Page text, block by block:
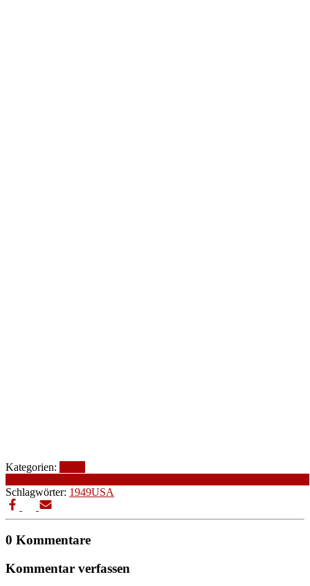
Kategorien:
Schlagwörter: 1949USA
0 Kommentare
Kommentar verfassen